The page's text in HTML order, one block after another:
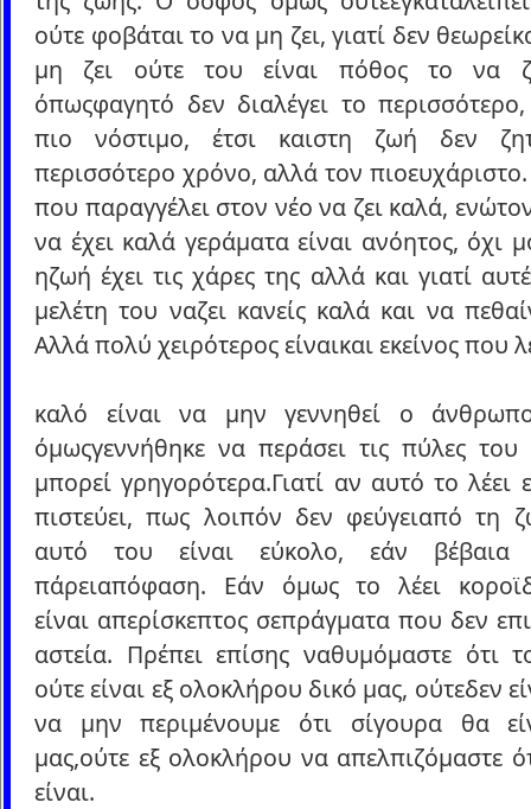
ούτε φοβάται το να μη ζει, γιατί δεν
μη ζει ούτε του είναι πόθος το να
όπωςφαγητό δεν διαλέγει το
πιο νόστιμο, έτσι καιστη ζωή δεν
περισσότερο χρόνο, αλλά τον
που παραγγέλει στον νέο να ζει καλά,
να έχει καλά γεράματα είναι ανόητος, όχι
ηζωή έχει τις χάρες της αλλά και γιατί
μελέτη του ναζει κανείς καλά και να
Αλλά πολύ χειρότερος είναικαι εκείνος που
καλό είναι να μην γεννηθεί ο
όμωςγεννήθηκε να περάσει τις πύλες
μπορεί γρηγορότερα.Γιατί αν αυτό το λέει
πιστεύει, πως λοιπόν δεν φεύγειαπό τη
αυτό του είναι εύκολο, εάν βέβαια
πάρειαπόφαση. Εάν όμως το λέει
είναι απερίσκεπτος σεπράγματα που δεν
αστεία. Πρέπει επίσης ναθυμόμαστε ότι
ούτε είναι εξ ολοκλήρου δικό μας, ούτεδεν
να μην περιμένουμε ότι σίγουρα θα
μας,ούτε εξ ολοκλήρου να απελπιζόμαστε
είναι.